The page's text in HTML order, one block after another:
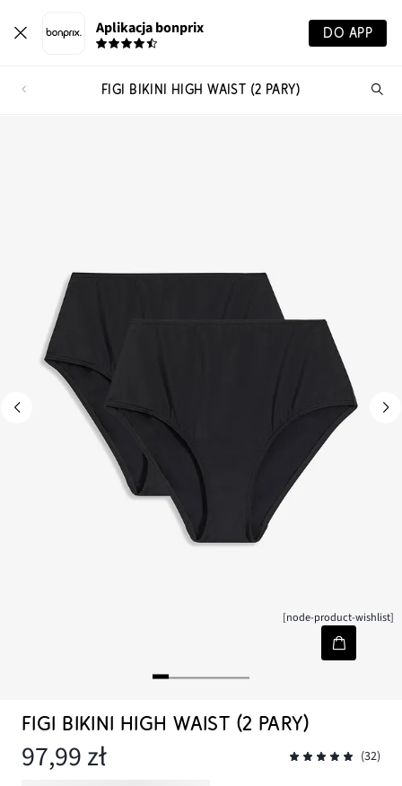
Aplikacja bonprix DO APP
FIGI BIKINI HIGH WAIST (2 PARY)
[node-product-wishlist]
FIGI BIKINI HIGH WAIST (2 PARY)
97,99 zł (32)